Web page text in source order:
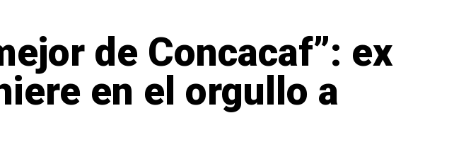
de Concacaf”: ex
en el orgullo a